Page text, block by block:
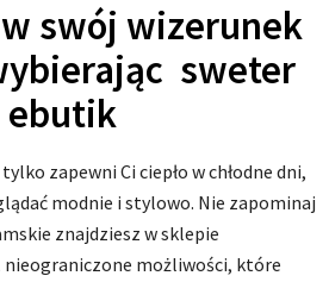
swój wizerunek
sweter
ebutik
zapewni Ci ciepło w chłodne dni,
modnie i stylowo. Nie zapominaj
znajdziesz w sklepie
możliwości, które